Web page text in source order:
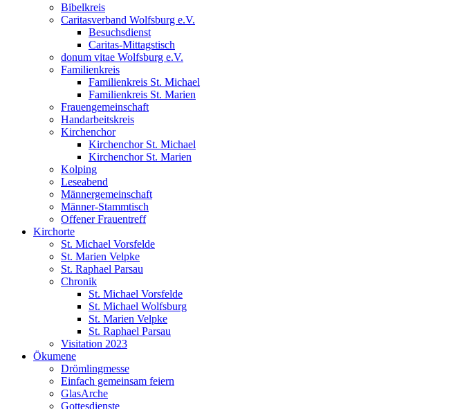
Bibelkreis
Caritasverband Wolfsburg e.V.
Besuchsdienst
Caritas-Mittagstisch
donum vitae Wolfsburg e.V.
Familienkreis
Familienkreis St. Michael
Familienkreis St. Marien
Frauengemeinschaft
Handarbeitskreis
Kirchenchor
Kirchenchor St. Michael
Kirchenchor St. Marien
Kolping
Leseabend
Männergemeinschaft
Männer-Stammtisch
Offener Frauentreff
Kirchorte
St. Michael Vorsfelde
St. Marien Velpke
St. Raphael Parsau
Chronik
St. Michael Vorsfelde
St. Michael Wolfsburg
St. Marien Velpke
St. Raphael Parsau
Visitation 2023
Ökumene
Drömlingmesse
Einfach gemeinsam feiern
GlasArche
Gottesdienste